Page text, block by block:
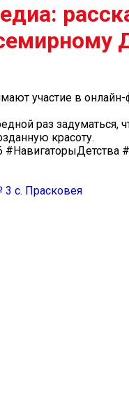
участие в
раз задуматься,
красоту.
с. Прасковея